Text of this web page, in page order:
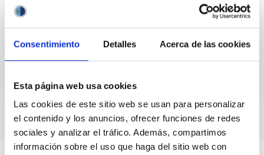
Consentimiento Detalles Acerca de las cookies
Esta página web usa cookies
Las cookies de este sitio web se usan para personalizar
el contenido y los anuncios, ofrecer funciones de redes
sociales y analizar el tráfico. Además, compartimos
información sobre el uso que haga del sitio web con
SARA para operar una instalación telescópica